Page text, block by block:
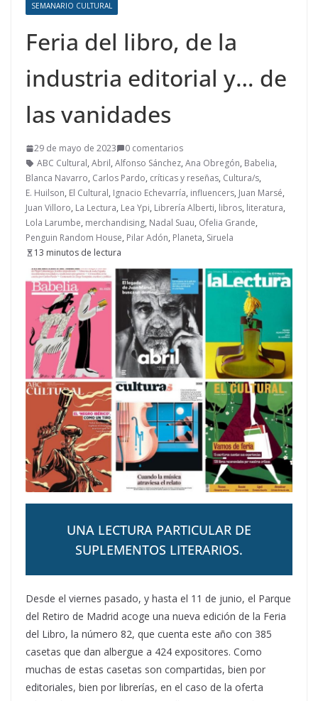
SEMANARIO CULTURAL
Feria del libro, de la
industria editorial y… de
las vanidades
29 de mayo de 2023
0 comentarios
ABC Cultural, Abril, Alfonso Sánchez, Ana Obregón, Babelia,
Blanca Navarro, Carlos Pardo, críticas y reseñas, Cultura/s,
E. Huilson, El Cultural, Ignacio Echevarría, influencers, Juan Marsé,
Juan Villoro, La Lectura, Lea Ypi, Librería Alberti, libros, literatura,
Lola Larumbe, merchandising, Nadal Suau, Ofelia Grande,
Penguin Random House, Pilar Adón, Planeta, Siruela
13 minutos de lectura
UNA LECTURA PARTICULAR DE
SUPLEMENTOS LITERARIOS.
Desde el viernes pasado, y hasta el 11 de junio, el Parque
del Retiro de Madrid acoge una nueva edición de la Feria
del Libro, la número 82, que cuenta este año con 385
casetas que dan albergue a 424 expositores. Como
muchas de estas casetas son compartidas, bien por
editoriales, bien por librerías, en el caso de la oferta